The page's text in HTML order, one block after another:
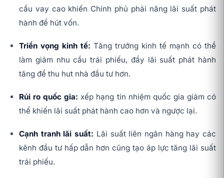
cầu vay cao khiến Chính phủ phải nâng lãi suất phát
hành để hút vốn.
Triển vọng kinh tế: Tăng trưởng kinh tế mạnh có thể
làm giảm nhu cầu trái phiếu, đẩy lãi suất phát hành
tăng để thu hut nhà đầu tư hơn.
Rủi ro quốc gia: xếp hạng tín nhiệm quốc gia giảm có
thể khiến lãi suất phát hành cao hơn và ngược lại.
Cạnh tranh lãi suất: Lãi suất liên ngân hàng hay các
kênh đầu tư hấp dẫn hơn cũng tạo áp lực tăng lãi suất
trái phiếu.